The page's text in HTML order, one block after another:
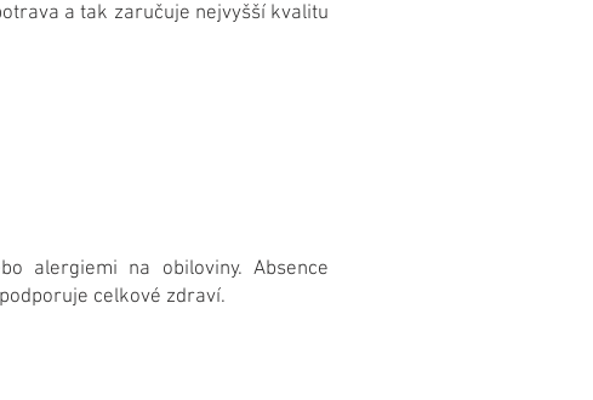
a tak zaručuje nejvyšší kvalitu
alergiemi na obiloviny. Absence
celkové zdraví.